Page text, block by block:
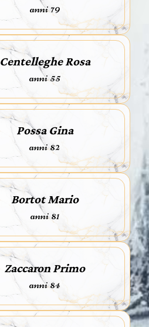
anni 79
Centelleghe Rosa
anni 55
Possa Gina
anni 82
Bortot Mario
anni 81
Zaccaron Primo
anni 84